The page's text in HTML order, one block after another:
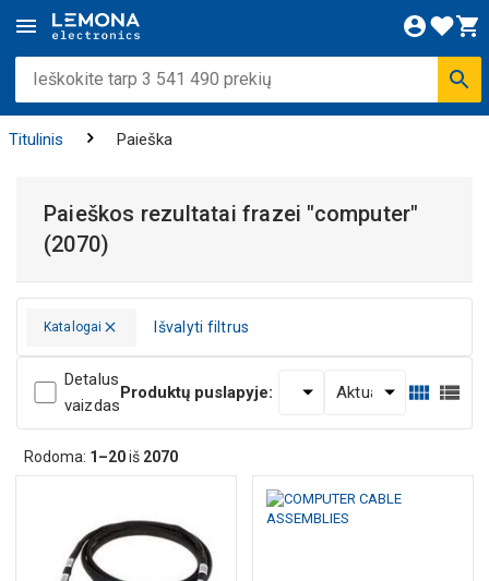
Titulinis Paieška
Paieškos rezultatai frazei "computer"
(2070)
Katalogai Išvalyti filtrus
Detalus
vaizdas
Produktų puslapyje:
Rodoma: 1–20iš 2070